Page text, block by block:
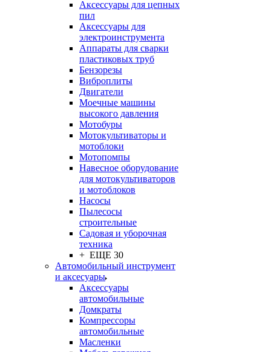
Аксессуары для цепных
пил
Аксессуары для
электроинструмента
Аппараты для сварки
пластиковых труб
Бензорезы
Виброплиты
Двигатели
Моечные машины
высокого давления
Мотобуры
Мотокультиваторы и
мотоблоки
Мотопомпы
Навесное оборудование
для мотокультиваторов
и мотоблоков
Насосы
Пылесосы
строительные
Садовая и уборочная
техника
+ ЕЩЕ 30
Автомобильный инструмент
и аксесуары
Аксессуары
автомобильные
Домкраты
Компрессоры
автомобильные
Масленки